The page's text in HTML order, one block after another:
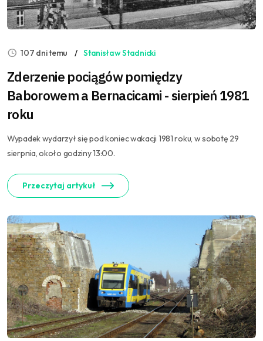
107 dni temu Stanisław Stadnicki
Zderzenie pociągów pomiędzy
Baborowem a Bernacicami - sierpień 1981
roku
Wypadek wydarzył się pod koniec wakacji 1981 roku, w sobotę 29
sierpnia, około godziny 13:00.
Przeczytaj artykuł